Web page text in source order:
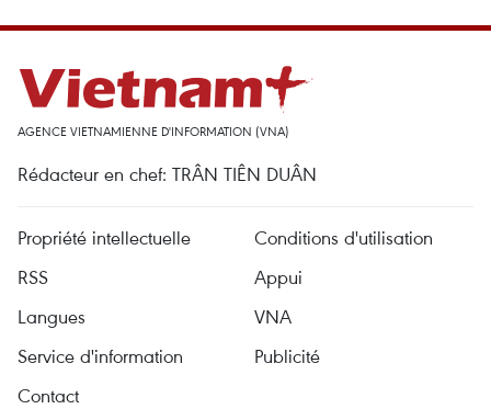
AGENCE VIETNAMIENNE D'INFORMATION (VNA)
Rédacteur en chef: TRÂN TIÊN DUÂN
Propriété intellectuelle
Conditions d'utilisation
RSS
Appui
Langues
VNA
Service d'information
Publicité
Contact